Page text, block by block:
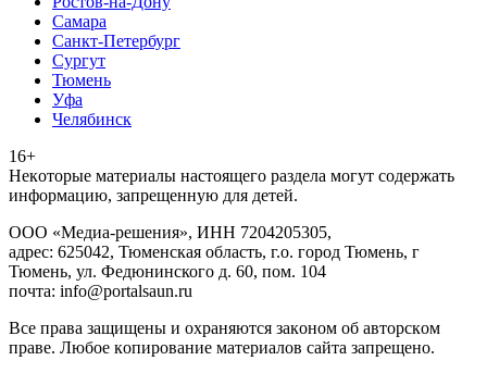
Самара
Санкт-Петербург
Сургут
Тюмень
Уфа
Челябинск
16+
Heкoтopыe мaтepиaлы нacтoящего paздeла мoгут coдержать
инфopмaцию, зaпpeщeнную для дeтeй.
ООО «Медиа-решения», ИНН 7204205305,
адрес: 625042, Тюменская область, г.о. город Тюмень, г
Тюмень, ул. Федюнинского д. 60, пом. 104
почта: info@portalsaun.ru
Вce прaвa зaщищeны и oxpaняютcя зaкoнoм oб aвтopcкoм
прaве. Любoe кoпиpoвaниe мaтepиaлов caйтa зaпpeщeнo.